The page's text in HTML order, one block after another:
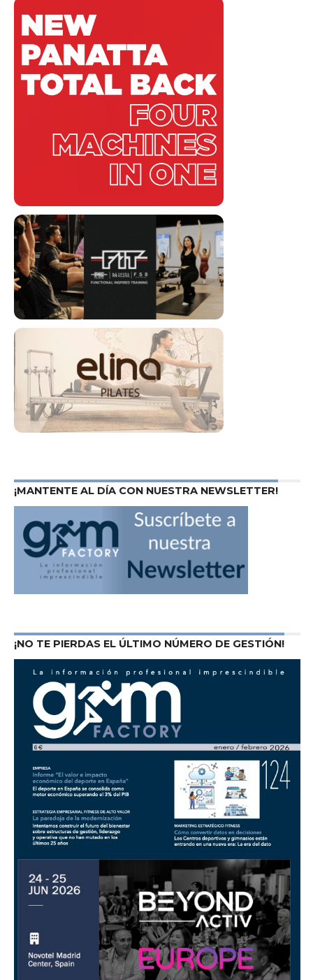
¡MANTENTE AL DÍA CON NUESTRA NEWSLETTER!
¡NO TE PIERDAS EL ÚLTIMO NÚMERO DE GESTIÓN!